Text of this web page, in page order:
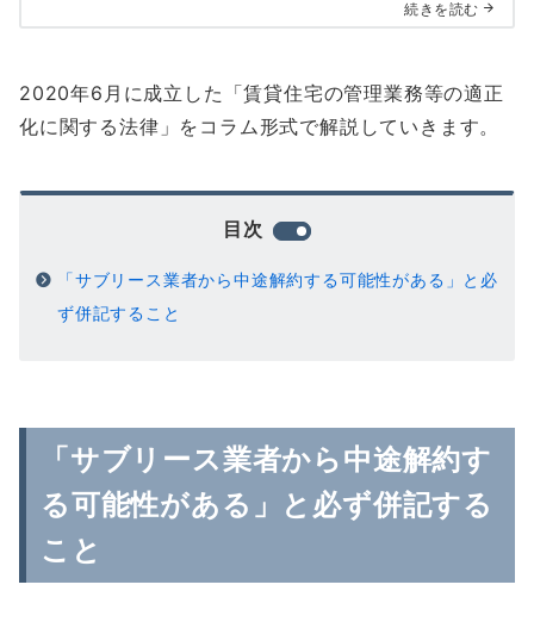
続きを読む
2020年6月に成立した「賃貸住宅の管理業務等の適正
化に関する法律」をコラム形式で解説していきます。
目次
「サブリース業者から中途解約する可能性がある」と必
ず併記すること
「サブリース業者から中途解約す
る可能性がある」と必ず併記する
こと